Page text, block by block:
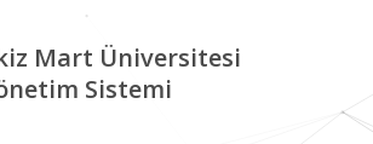
Mart Üniversitesi
Sistemi